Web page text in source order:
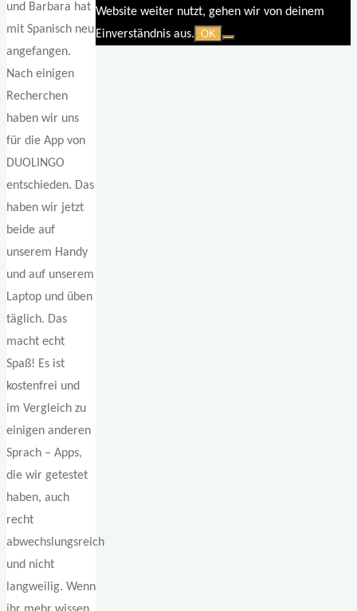
und Barbara hat
mit Spanisch neu
angefangen.
Nach einigen
Recherchen
haben wir uns
für die App von
DUOLINGO
entschieden. Das
haben wir jetzt
beide auf
unserem Handy
und auf unserem
Laptop und üben
täglich. Das
macht echt
Spaß! Es ist
kostenfrei und
im Vergleich zu
einigen anderen
Sprach – Apps,
die wir getestet
haben, auch
recht
abwechslungsreich
und nicht
langweilig. Wenn
Website weiter nutzt, gehen wir von deinem
Einverständnis aus. OK